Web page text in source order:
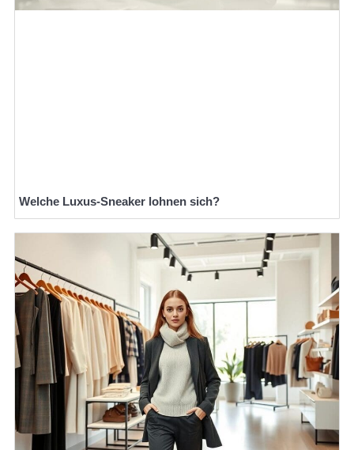
Welche Luxus-Sneaker lohnen sich?